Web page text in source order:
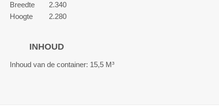
Breedte
2.340
Hoogte
2.280
INHOUD
Inhoud van de container: 15,5 M³